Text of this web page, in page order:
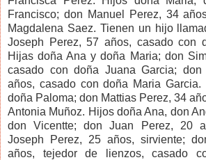
Francisco; don Manuel Perez, 34
Magdalena Saez. Tienen un hijo
Joseph Perez, 57 años, casado con
Hijas doña Ana y doña Maria; don
casado con doña Juana Garcia; don
años, casado con doña Maria
doña Paloma; don Mattias Perez, 34
Antonia Muñoz. Hijos doña Ana, don
don Vicentte; don Juan Perez, 20
Joseph Perez, 25 años, sirviente;
años, tejedor de lienzos, casado